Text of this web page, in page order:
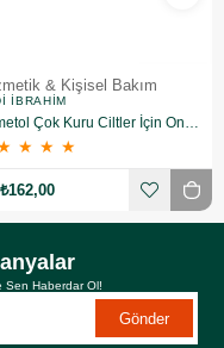
& Kişisel Bakım
İBRAHIM
Hametol Çok Kuru Ciltler İçin Onarıcı Bakım Kremi 30 g
★ ★ ★
₺162,00
Sen Haberdar Ol!
Gönder